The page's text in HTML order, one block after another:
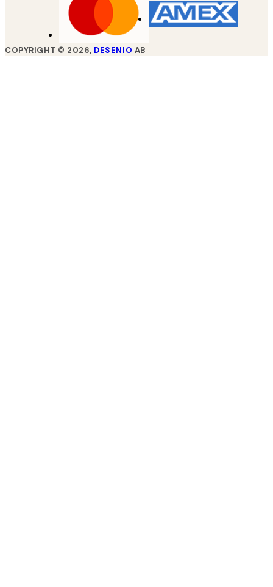
COPYRIGHT © 2026, DESENIO AB